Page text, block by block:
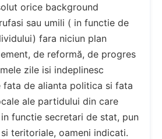
orice background
sau umili ( in functie de
fara niciun plan
de reformă, de progres
zile isi indeplinesc
de alianta politica si fata
ale partidului din care
functie secretari de stat, pun
teritoriale, oameni indicati.